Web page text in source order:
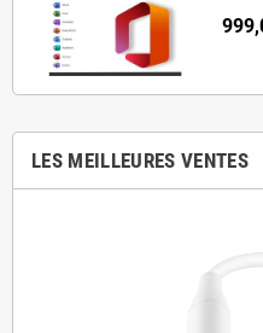
LES MEILLEURES VENTES